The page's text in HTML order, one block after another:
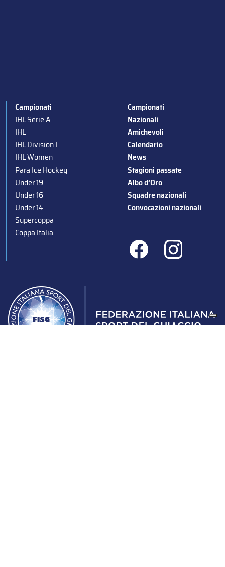
Campionati
IHL Serie A
IHL
IHL Division I
IHL Women
Para Ice Hockey
Under 19
Under 16
Under 14
Supercoppa
Coppa Italia
Campionati
Nazionali
Amichevoli
Calendario
News
Stagioni passate
Albo d’Oro
Squadre nazionali
Convocazioni nazionali